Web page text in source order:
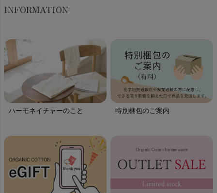
INFORMATION
ハーモネイチャーのこと 特別梱包のご案内